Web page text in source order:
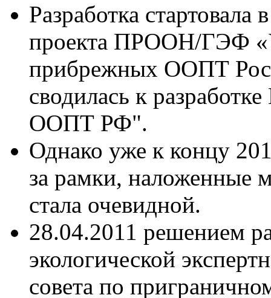
Разработка стартовала
проекта ПРООН/ГЭФ
прибрежных ООПТ
сводилась к
ООПТ РФ".
Однако уже к концу
за рамки, наложенные
стала очевидной.
28.04.2011 решением
экологической
совета по